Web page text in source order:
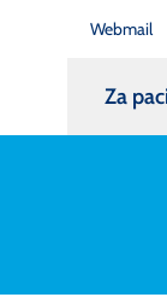
Webmail
Za